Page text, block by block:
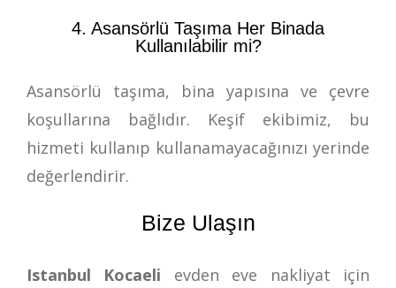
4. Asansörlü Taşıma Her Binada
Kullanılabilir mi?
Asansörlü taşıma, bina yapısına ve çevre
koşullarına bağlıdır. Keşif ekibimiz, bu
hizmeti kullanıp kullanamayacağınızı yerinde
değerlendirir.
Bize Ulaşın
Istanbul Kocaeli evden eve nakliyat için